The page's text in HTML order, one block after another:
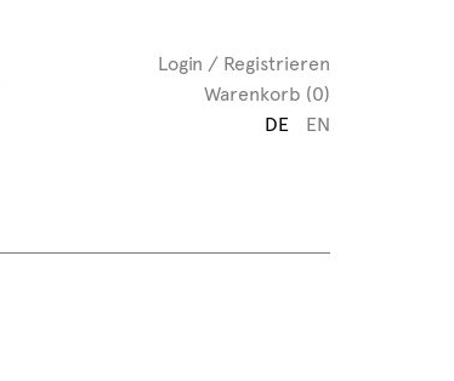
Login / Registrieren
Warenkorb (0)
DE
EN